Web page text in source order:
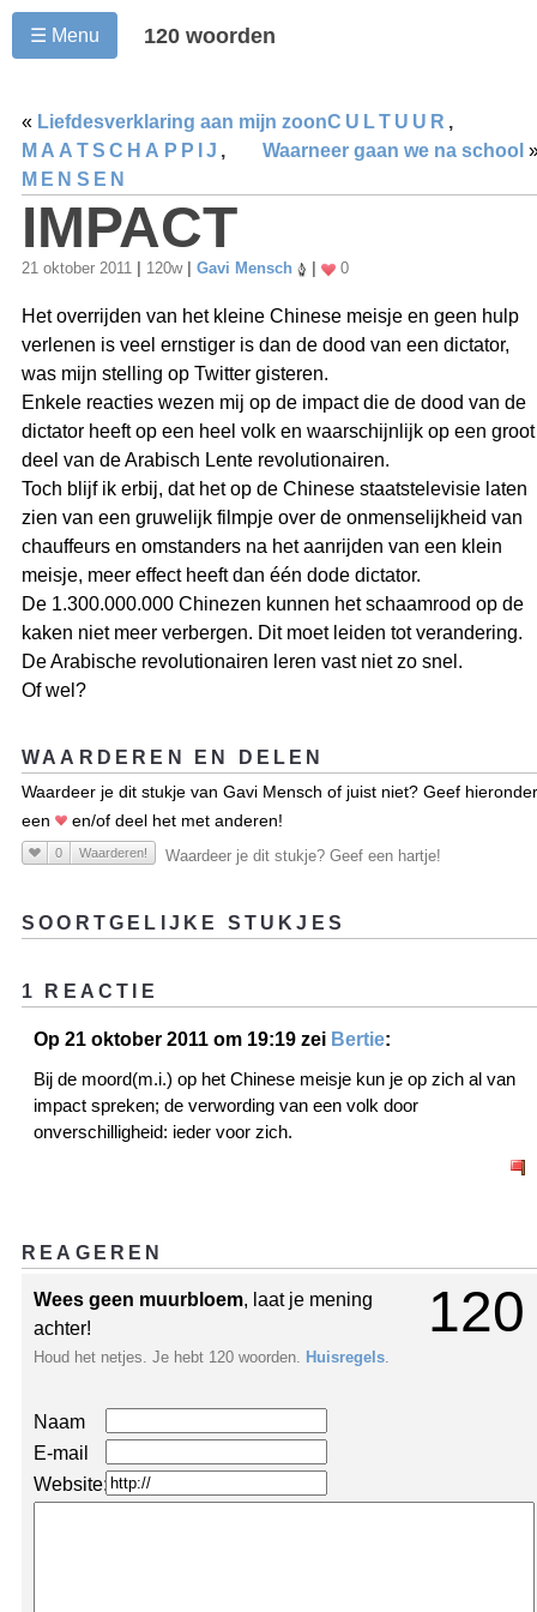
☰ Menu 120 woorden
« Liefdesverklaring aan mijn zoon
Waarneer gaan we na school
CULTUUR ,
MAATSCHAPPIJ ,
MENSEN
IMPACT
21 oktober 2011 120w Gavi Mensch 0
Het overrijden van het kleine Chinese meisje en geen hulp
verlenen is veel ernstiger is dan de dood van een dictator,
was mijn stelling op Twitter gisteren.
Enkele reacties wezen mij op de impact die de dood van de
dictator heeft op een heel volk en waarschijnlijk op een groot
deel van de Arabisch Lente revolutionairen.
Toch blijf ik erbij, dat het op de Chinese staatstelevisie laten
zien van een gruwelijk filmpje over de onmenselijkheid van
chauffeurs en omstanders na het aanrijden van een klein
meisje, meer effect heeft dan één dode dictator.
De 1.300.000.000 Chinezen kunnen het schaamrood op de
kaken niet meer verbergen. Dit moet leiden tot verandering.
De Arabische revolutionairen leren vast niet zo snel.
Of wel?
WAARDEREN EN DELEN
Waardeer je dit stukje van Gavi Mensch of juist niet? Geef hieronder
een
en/of deel het met anderen!
0 Waarderen! Waardeer je dit stukje? Geef een hartje!
SOORTGELIJKE STUKJES
1 REACTIE
Op 21 oktober 2011 om 19:19 zei Bertie:
Bij de moord(m.i.) op het Chinese meisje kun je op zich al van
impact spreken; de verwording van een volk door
onverschilligheid: ieder voor zich.
REAGEREN
120
Wees geen muurbloem, laat je mening
achter!
Houd het netjes. Je hebt 120 woorden. Huisregels
Naam
E-mail
Website: